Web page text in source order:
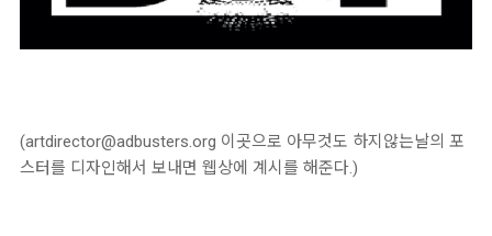
(artdirector@adbusters.org 이곳으로 아무것도 하지않는날의 포
스터를 디자인해서 보내면 웹상에 계시를 해준다.)